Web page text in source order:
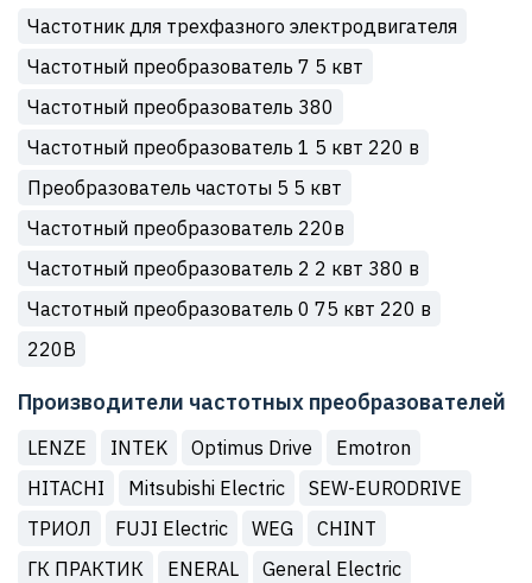
Частотник для трехфазного электродвигателя
Частотный преобразователь 7 5 квт
Частотный преобразователь 380
Частотный преобразователь 1 5 квт 220 в
Преобразователь частоты 5 5 квт
Частотный преобразователь 220в
Частотный преобразователь 2 2 квт 380 в
Частотный преобразователь 0 75 квт 220 в
220В
Производители частотных преобразователей
LENZE INTEK Optimus Drive
Emotron
HITACHI
Mitsubishi Electric
SEW-EURODRIVE
ТРИОЛ
FUJI Electric WEG
CHINT
ГК ПРАКТИК
ENERAL
General Electric